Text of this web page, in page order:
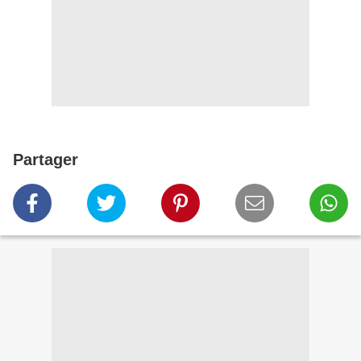
Partager